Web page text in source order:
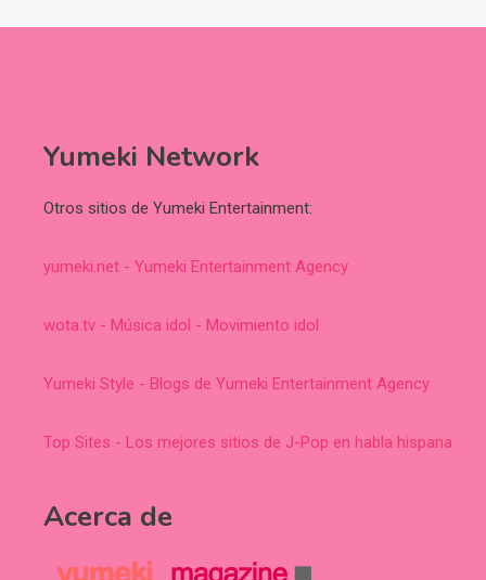
Yumeki Network
Otros sitios de Yumeki Entertainment:
yumeki.net - Yumeki Entertainment Agency
wota.tv - Música idol - Movimiento idol
Yumeki Style - Blogs de Yumeki Entertainment Agency
Top Sites - Los mejores sitios de J-Pop en habla hispana
Acerca de